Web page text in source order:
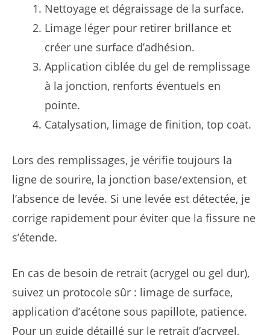
Nettoyage et dégraissage de la surface.
Limage léger pour retirer brillance et
créer une surface d’adhésion.
Application ciblée du gel de remplissage
à la jonction, renforts éventuels en
pointe.
Catalysation, limage de finition, top coat.
Lors des remplissages, je vérifie toujours la
ligne de sourire, la jonction base/extension, et
l’absence de levée. Si une levée est détectée, je
corrige rapidement pour éviter que la fissure ne
s’étende.
En cas de besoin de retrait (acrygel ou gel dur),
suivez un protocole sûr : limage de surface,
application d’acétone sous papillote, patience.
Pour un guide détaillé sur le retrait d’acrygel,